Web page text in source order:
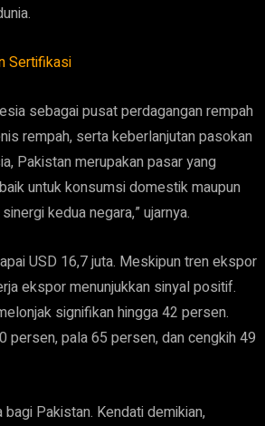
Sertifikasi
sebagai pusat perdagangan rempah
rempah, serta keberlanjutan pasokan
Pakistan merupakan pasar yang
untuk konsumsi domestik maupun
kedua negara,” ujarnya.
USD 16,7 juta. Meskipun tren ekspor
ekspor menunjukkan sinyal positif.
signifikan hingga 42 persen.
persen, pala 65 persen, dan cengkih 49
Pakistan. Kendati demikian,